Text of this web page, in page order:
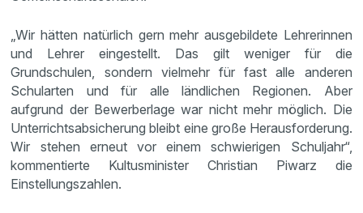
„Wir hätten natürlich gern mehr ausgebildete Lehrerinnen
und Lehrer eingestellt. Das gilt weniger für die
Grundschulen, sondern vielmehr für fast alle anderen
Schularten und für alle ländlichen Regionen. Aber
aufgrund der Bewerberlage war nicht mehr möglich. Die
Unterrichtsabsicherung bleibt eine große Herausforderung.
Wir stehen erneut vor einem schwierigen Schuljahr“,
kommentierte Kultusminister Christian Piwarz die
Einstellungszahlen.